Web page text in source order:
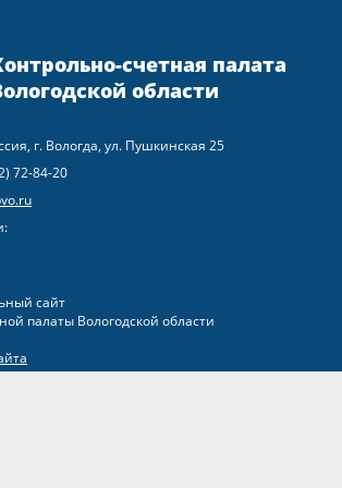
счетная палата
области
г. Вологда, ул. Пушкинская 25
72-84-20
сайт
палаты Вологодской области